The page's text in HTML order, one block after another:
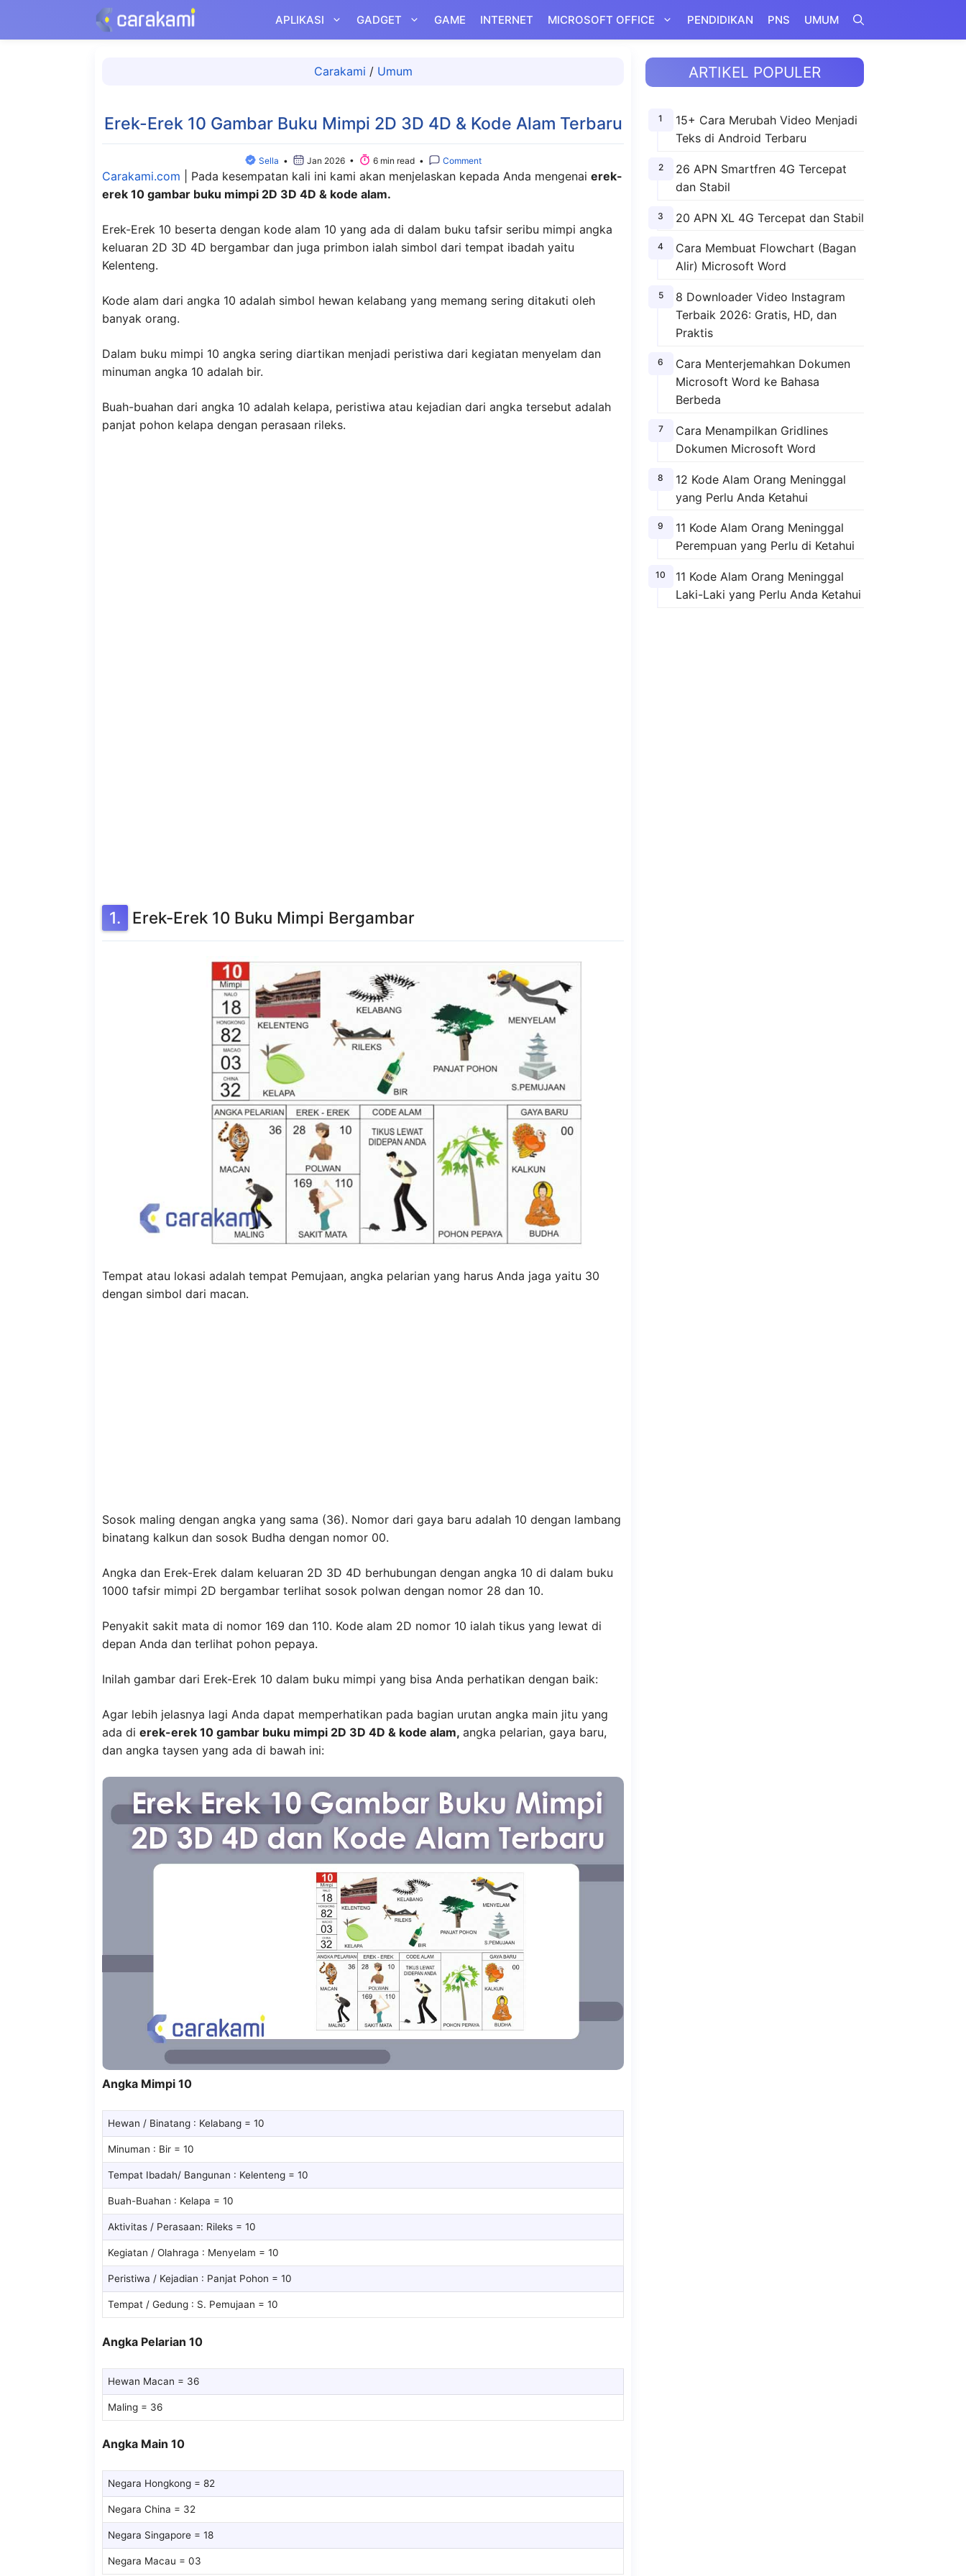
isi
APLIKASI GADGET GAME INTERNET MICROSOFT OFFICE PENDIDIKAN PNS UMUM
Carakami / Umum
Erek-Erek 10 Gambar Buku Mimpi 2D 3D 4D & Kode Alam Terbaru
Sella • Jan 2026 • 6 min read • Comment
Carakami.com Pada kesempatan kali ini kami akan menjelaskan kepada Anda mengenai erek-
erek 10 gambar buku mimpi 2D 3D 4D & kode alam.
Erek-Erek 10 beserta dengan kode alam 10 yang ada di dalam buku tafsir seribu mimpi angka
keluaran 2D 3D 4D bergambar dan juga primbon ialah simbol dari tempat ibadah yaitu
Kelenteng.
Kode alam dari angka 10 adalah simbol hewan kelabang yang memang sering ditakuti oleh
banyak orang.
Dalam buku mimpi 10 angka sering diartikan menjadi peristiwa dari kegiatan menyelam dan
minuman angka 10 adalah bir.
Buah-buahan dari angka 10 adalah kelapa, peristiwa atau kejadian dari angka tersebut adalah
panjat pohon kelapa dengan perasaan rileks.
Erek-Erek 10 Buku Mimpi Bergambar
Tempat atau lokasi adalah tempat Pemujaan, angka pelarian yang harus Anda jaga yaitu 30
dengan simbol dari macan.
Sosok maling dengan angka yang sama (36). Nomor dari gaya baru adalah 10 dengan lambang
binatang kalkun dan sosok Budha dengan nomor 00.
Angka dan Erek-Erek dalam keluaran 2D 3D 4D berhubungan dengan angka 10 di dalam buku
1000 tafsir mimpi 2D bergambar terlihat sosok polwan dengan nomor 28 dan 10.
Penyakit sakit mata di nomor 169 dan 110. Kode alam 2D nomor 10 ialah tikus yang lewat di
depan Anda dan terlihat pohon pepaya.
Inilah gambar dari Erek-Erek 10 dalam buku mimpi yang bisa Anda perhatikan dengan baik:
Agar lebih jelasnya lagi Anda dapat memperhatikan pada bagian urutan angka main jitu yang
ada di erek-erek 10 gambar buku mimpi 2D 3D 4D & kode alam, angka pelarian, gaya baru,
dan angka taysen yang ada di bawah ini:
Angka Mimpi 10
Hewan / Binatang : Kelabang = 10
Minuman : Bir = 10
Tempat Ibadah/ Bangunan : Kelenteng = 10
Buah-Buahan : Kelapa = 10
Aktivitas / Perasaan: Rileks = 10
Kegiatan / Olahraga : Menyelam = 10
Peristiwa / Kejadian : Panjat Pohon = 10
Tempat / Gedung : S. Pemujaan = 10
Angka Pelarian 10
Hewan Macan = 36
Maling = 36
Angka Main 10
Negara Hongkong = 82
Negara China = 32
Negara Singapore = 18
Negara Macau = 03
ARTIKEL POPULER
15+ Cara Merubah Video Menjadi
Teks di Android Terbaru
26 APN Smartfren 4G Tercepat
dan Stabil
20 APN XL 4G Tercepat dan Stabil
Cara Membuat Flowchart (Bagan
Alir) Microsoft Word
8 Downloader Video Instagram
Terbaik 2026: Gratis, HD, dan
Praktis
Cara Menterjemahkan Dokumen
Microsoft Word ke Bahasa
Berbeda
Cara Menampilkan Gridlines
Dokumen Microsoft Word
12 Kode Alam Orang Meninggal
yang Perlu Anda Ketahui
11 Kode Alam Orang Meninggal
Perempuan yang Perlu di Ketahui
11 Kode Alam Orang Meninggal
Laki-Laki yang Perlu Anda Ketahui